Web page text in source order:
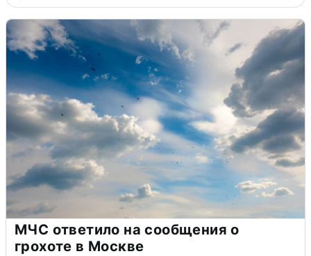
МЧС ответило на сообщения о
грохоте в Москве